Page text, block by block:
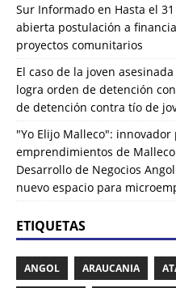
Sur Informado en Hasta el
abierta postulación a
proyectos comunitarios
El caso de la joven
logra orden de detención
de detención contra tío de
"Yo Elijo Malleco":
emprendimientos de
Desarrollo de Negocios
nuevo espacio para
ETIQUETAS
ANGOL ARAUCANIA